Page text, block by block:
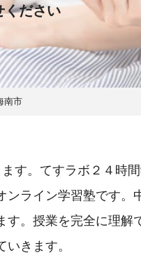
ください
南市
す。てすラボ２４時
ンライン学習塾です
す。授業を完全に理
きます。